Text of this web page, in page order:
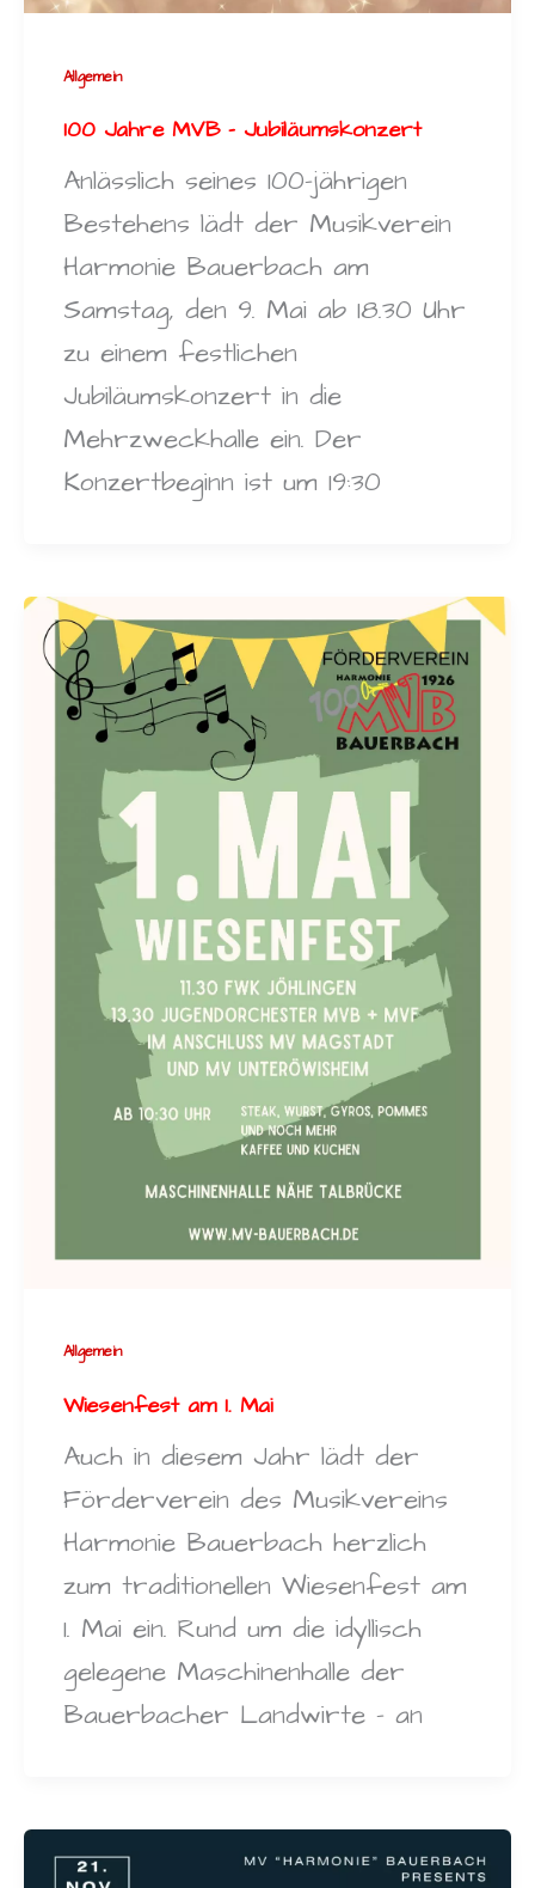
Allgemein
100 Jahre MVB – Jubiläumskonzert
Anlässlich seines 100-jährigen
Bestehens lädt der Musikverein
Harmonie Bauerbach am
Samstag, den 9. Mai ab 18.30 Uhr
zu einem festlichen
Jubiläumskonzert in die
Mehrzweckhalle ein. Der
Konzertbeginn ist um 19:30
Allgemein
Wiesenfest am 1. Mai
Auch in diesem Jahr lädt der
Förderverein des Musikvereins
Harmonie Bauerbach herzlich
zum traditionellen Wiesenfest am
1. Mai ein. Rund um die idyllisch
gelegene Maschinenhalle der
Bauerbacher Landwirte – an